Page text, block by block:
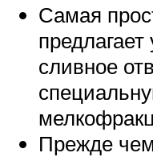
Самая
сливное
Прежде